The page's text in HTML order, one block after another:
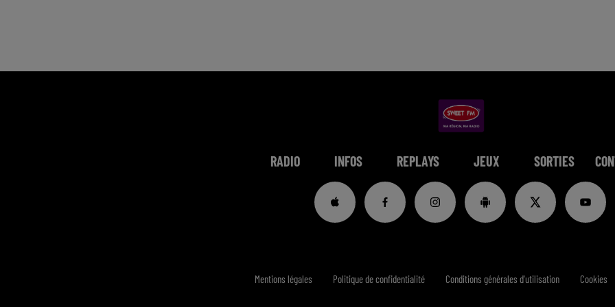
RADIO INFOS REPLAYS JEUX SORTIES
Mentions légales Politique de confidentialité Conditions générales d'utilisation Cookies